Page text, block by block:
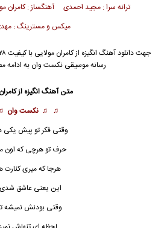
ترانه سرا : مجید احمدی آهنگساز :
میکس و مسترینگ :
جهت دانلود آهنگ انگیزه ازکامران مولایی
رسانه موسیقی نکست وان به ادامه
متن آهنگ انگیزه از
♫ ♫ نکست وان
وقتی فکر تو پیش
حرف تو هرچی که
هرجا که میری
این یعنی عاشق
وقتی بودنش نمیشه